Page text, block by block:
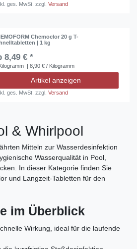
ges. MwSt. zzgl.Versand
Chemoclor 20 g T-
| 1 kg
8,49 € *
| 8,90 € / Kilogramm
Artikel anzeigen
ges. MwSt. zzgl.Versand
& Whirlpool
Mitteln zur Wasserdesinfektion
Wasserqualität in Pool,
In dieser Kategorie finden Sie
und Langzeit‑Tabletten für den
im Überblick
Wirkung, ideal für die laufende